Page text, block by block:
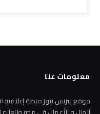
معلومات عنا
موقع بيزنس نيوز منصة إعلامية